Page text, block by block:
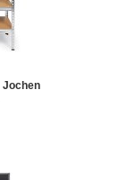
Jochen